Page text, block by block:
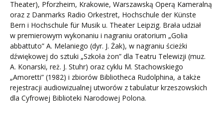
Theater), Pforzheim, Krakowie, Warszawską Operą Kameralną
oraz z Danmarks Radio Orkestret, Hochschule der Künste
Bern i Hochschule für Musik u. Theater Leipzig. Brała udział
w premierowym wykonaniu i nagraniu oratorium „Golia
abbattuto” A. Melaniego (dyr. J. Żak), w nagraniu ścieżki
dźwiękowej do sztuki „Szkoła żon” dla Teatru Telewizji (muz.
A. Konarski, reż. J. Stuhr) oraz cyklu M. Stachowskiego
„Amoretti” (1982) i zbiorów Bibliotheca Rudolphina, a także
rejestracji audiowizualnej utworów z tabulatur krzeszowskich
dla Cyfrowej Biblioteki Narodowej Polona.